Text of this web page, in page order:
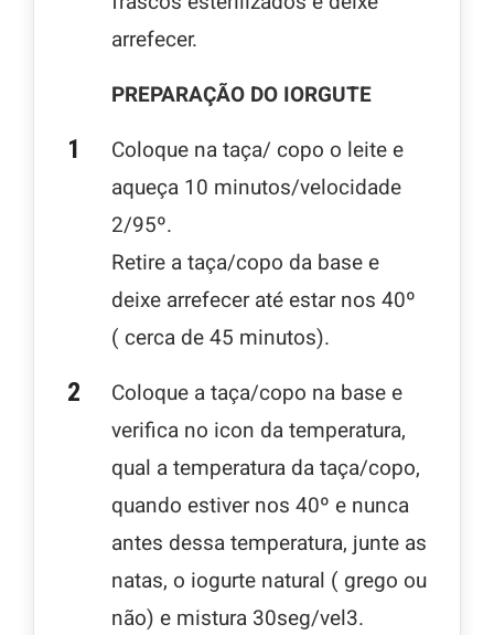
arrefecer.
PREPARAÇÃO DO IORGUTE
Coloque na taça/ copo o leite e
aqueça 10 minutos/velocidade
2/95º.
Retire a taça/copo da base e
deixe arrefecer até estar nos 40º
( cerca de 45 minutos).
Coloque a taça/copo na base e
verifica no icon da temperatura,
qual a temperatura da taça/copo,
quando estiver nos 40º e nunca
antes dessa temperatura, junte as
natas, o iogurte natural ( grego ou
não) e mistura 30seg/vel3.